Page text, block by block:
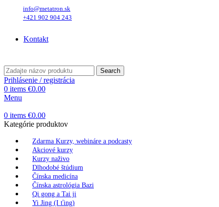
info@metatron.sk
+421 902 904 243
Kontakt
Search
Prihlásenie / registrácia
0 items €0.00
Menu
0 items €0.00
Kategórie produktov
Zdarma Kurzy, webináre a podcasty
Akciové kurzy
Kurzy naživo
Dlhodobé štúdium
Čínska medicína
Čínska astrológia Bazi
Qi gong a Tai ji
Yi Jing (I ťing)